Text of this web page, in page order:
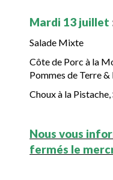
Mardi 13 juillet
Salade Mixte
Côte de Porc à la
Pommes de Terre &
Choux à la
Nous vous
fermés le